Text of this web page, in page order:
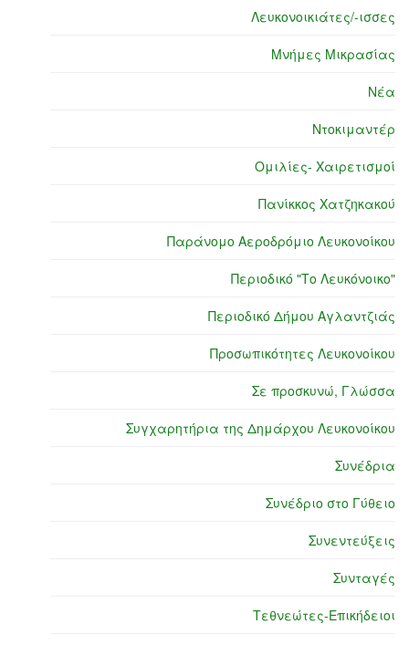
Λευκονοικιάτες/-ισσες
Μνήμες Μικρασίας
Νέα
Ντοκιμαντέρ
Ομιλίες- Χαιρετισμοί
Πανίκκος Χατζηκακού
Παράνομο Αεροδρόμιο Λευκονοίκου
Περιοδικό "Το Λευκόνοικο"
Περιοδικό Δήμου Αγλαντζιάς
Προσωπικότητες Λευκονοίκου
Σε προσκυνώ, Γλώσσα
Συγχαρητήρια της Δημάρχου Λευκονοίκου
Συνέδρια
Συνέδριο στο Γύθειο
Συνεντεύξεις
Συνταγές
Τεθνεώτες-Επικήδειοι